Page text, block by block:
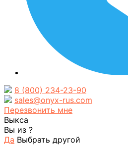
8 (800) 234-23-90
sales@onyx-rus.com
Перезвонить мне
Выкса
Вы из ?
Да Выбрать другой